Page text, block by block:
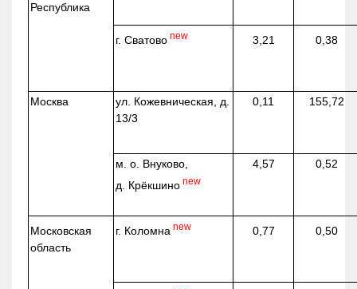
Республика
г. Сватово new 3,21 0,38
Москва ул. Кожевническая, д.
13/3
0,11 155,72
м. о. Внуково,
д. Крёкшино new
4,57 0,52
Московская
область
г. Коломна new 0,77 0,50